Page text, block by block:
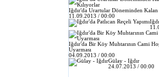
Iğdır'da Urartular Döneminden Kalan
11.09.2013 / 00:00
Iğdır'da Bir Köy Muhtarının Cami
Uyarması
04.09.2013 / 00:00
Gülay - Iğdır
24.07.2013 / 00:00